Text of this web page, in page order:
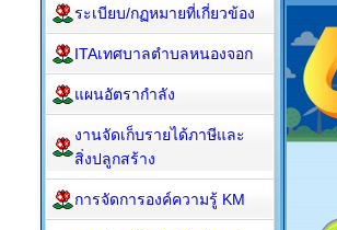
ระเบียบ/กฏหมายที่เกี่ยวข้อง
ITAเทศบาลตำบลหนองจอก
แผนอัตรากำลัง
งานจัดเก็บรายได้ภาษีและ
สิ่งปลูกสร้าง
การจัดการองค์ความรู้ KM